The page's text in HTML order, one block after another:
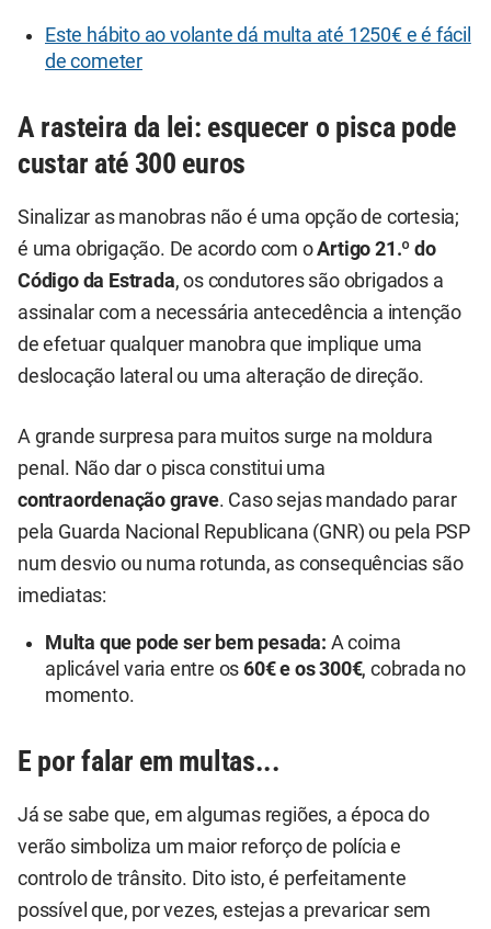
Este hábito ao volante dá multa até 1250€ e é fácil
de cometer
A rasteira da lei: esquecer o pisca pode
custar até 300 euros
Sinalizar as manobras não é uma opção de cortesia;
é uma obrigação. De acordo com oArtigo 21.º do
Código da Estrada, os condutores são obrigados a
assinalar com a necessária antecedência a intenção
de efetuar qualquer manobra que implique uma
deslocação lateral ou uma alteração de direção.
A grande surpresa para muitos surge na moldura
penal. Não dar o pisca constitui uma
contraordenação grave. Caso sejas mandado parar
pela Guarda Nacional Republicana (GNR) ou pela PSP
num desvio ou numa rotunda, as consequências são
imediatas:
Multa que pode ser bem pesada: A coima
aplicável varia entre os60€ e os 300€, cobrada no
momento.
E por falar em multas...
Já se sabe que, em algumas regiões, a época do
verão simboliza um maior reforço de polícia e
controlo de trânsito. Dito isto, é perfeitamente
possível que, por vezes, estejas a prevaricar sem